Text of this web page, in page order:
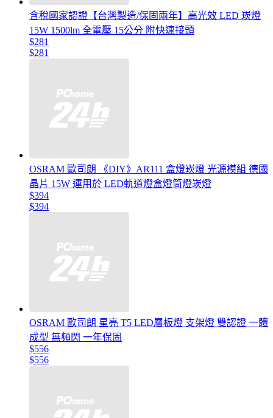
含稅國家認證【台灣製造/保固兩年】高光效 LED 崁燈
15W 1500lm 全電壓 15公分 附快速接頭
$281
$281
OSRAM 歐司朗 《DIY》AR111 盒燈崁燈 光源模組 德國
晶片 15W 運用於 LED軌道燈盒燈筒燈崁燈
$394
$394
OSRAM 歐司朗 星亮 T5 LED層板燈 支架燈 雙認證 一體
成型 無頻閃 一年保固
$556
$556